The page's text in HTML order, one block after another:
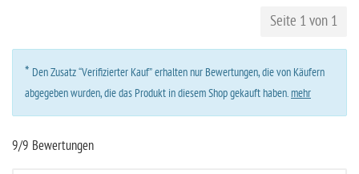
Seite 1 von 1
* Den Zusatz “Verifizierter Kauf” erhalten nur Bewertungen, die von Käufern
abgegeben wurden, die das Produkt in diesem Shop gekauft haben.mehr
9/9 Bewertungen